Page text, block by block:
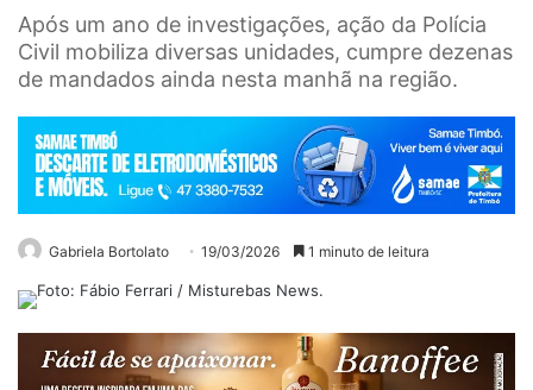
Após um ano de investigações, ação da Polícia
Civil mobiliza diversas unidades, cumpre dezenas
de mandados ainda nesta manhã na região.
Gabriela Bortolato 19/03/2026 1 minuto de leitura